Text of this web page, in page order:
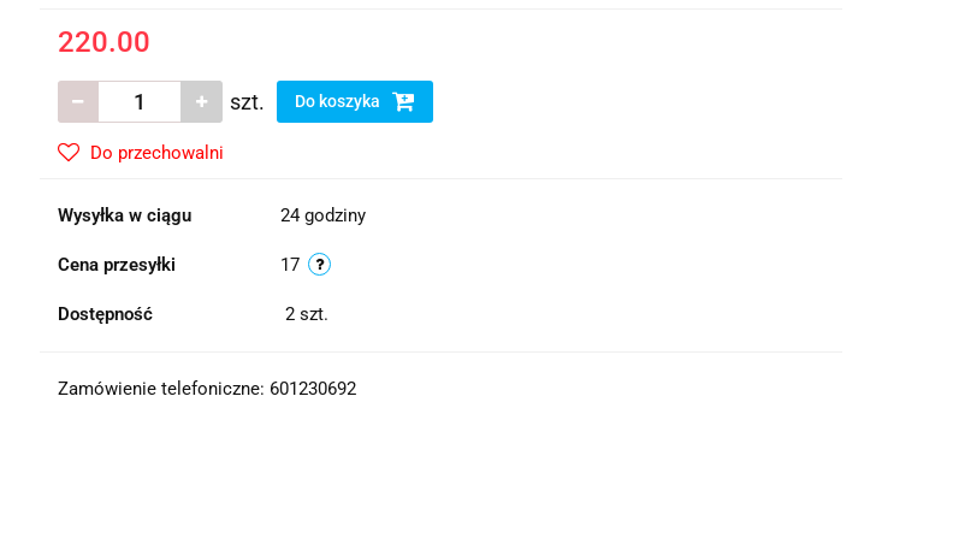
220.00
szt. Do koszyka
Do przechowalni
Wysyłka w ciągu 24 godziny
Cena przesyłki 17
Dostępność 2 szt.
Zamówienie telefoniczne: 601230692